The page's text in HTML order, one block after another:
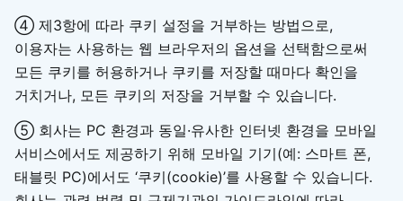
④ 제3항에 따라 쿠키 설정을 거부하는 방법으로,
이용자는 사용하는 웹 브라우저의 옵션을 선택함으로써
모든 쿠키를 허용하거나 쿠키를 저장할 때마다 확인을
거치거나, 모든 쿠키의 저장을 거부할 수 있습니다.
⑤ 회사는 PC 환경과 동일·유사한 인터넷 환경을 모바일
서비스에서도 제공하기 위해 모바일 기기(예: 스마트 폰,
태블릿 PC)에서도 ‘쿠키(cookie)’를 사용할 수 있습니다.